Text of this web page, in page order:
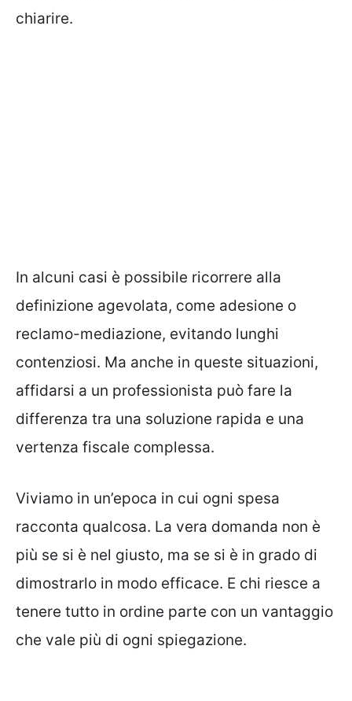
chiarire.
In alcuni casi è possibile ricorrere alla
definizione agevolata, come adesione o
reclamo-mediazione, evitando lunghi
contenziosi. Ma anche in queste situazioni,
affidarsi a un professionista può fare la
differenza tra una soluzione rapida e una
vertenza fiscale complessa.
Viviamo in un’epoca in cui ogni spesa
racconta qualcosa. La vera domanda non è
più se si è nel giusto, ma se si è in grado di
dimostrarlo in modo efficace. E chi riesce a
tenere tutto in ordine parte con un vantaggio
che vale più di ogni spiegazione.